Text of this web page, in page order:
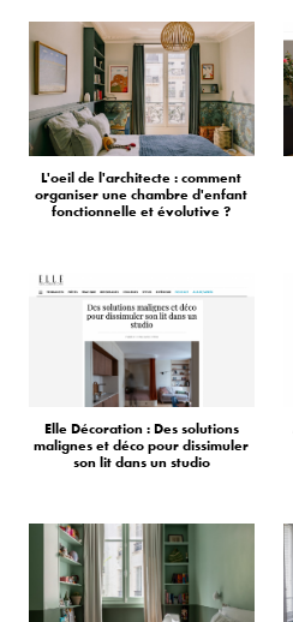
L'oeil de l'architecte : comment
organiser une chambre d'enfant
fonctionnelle et évolutive ?
Elle Décoration : Des solutions
malignes et déco pour dissimuler
son lit dans un studio